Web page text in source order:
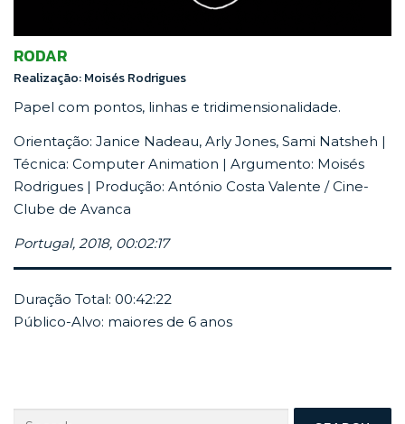
RODAR
Realização: Moisés Rodrigues
Papel com pontos, linhas e tridimensionalidade.
Orientação: Janice Nadeau, Arly Jones, Sami Natsheh |
Técnica: Computer Animation | Argumento: Moisés
Rodrigues | Produção: António Costa Valente / Cine-
Clube de Avanca
Portugal, 2018, 00:02:17
Duração Total: 00:42:22
Público-Alvo: maiores de 6 anos